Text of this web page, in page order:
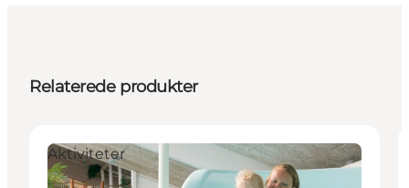
Relaterede produkter
Aktiviteter